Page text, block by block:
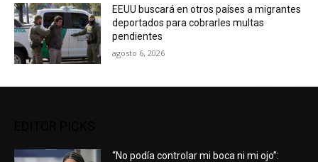
EEUU buscará en otros países a migrantes
deportados para cobrarles multas
pendientes
agosto 6, 2026
“No podía controlar mi boca ni mi ojo”: